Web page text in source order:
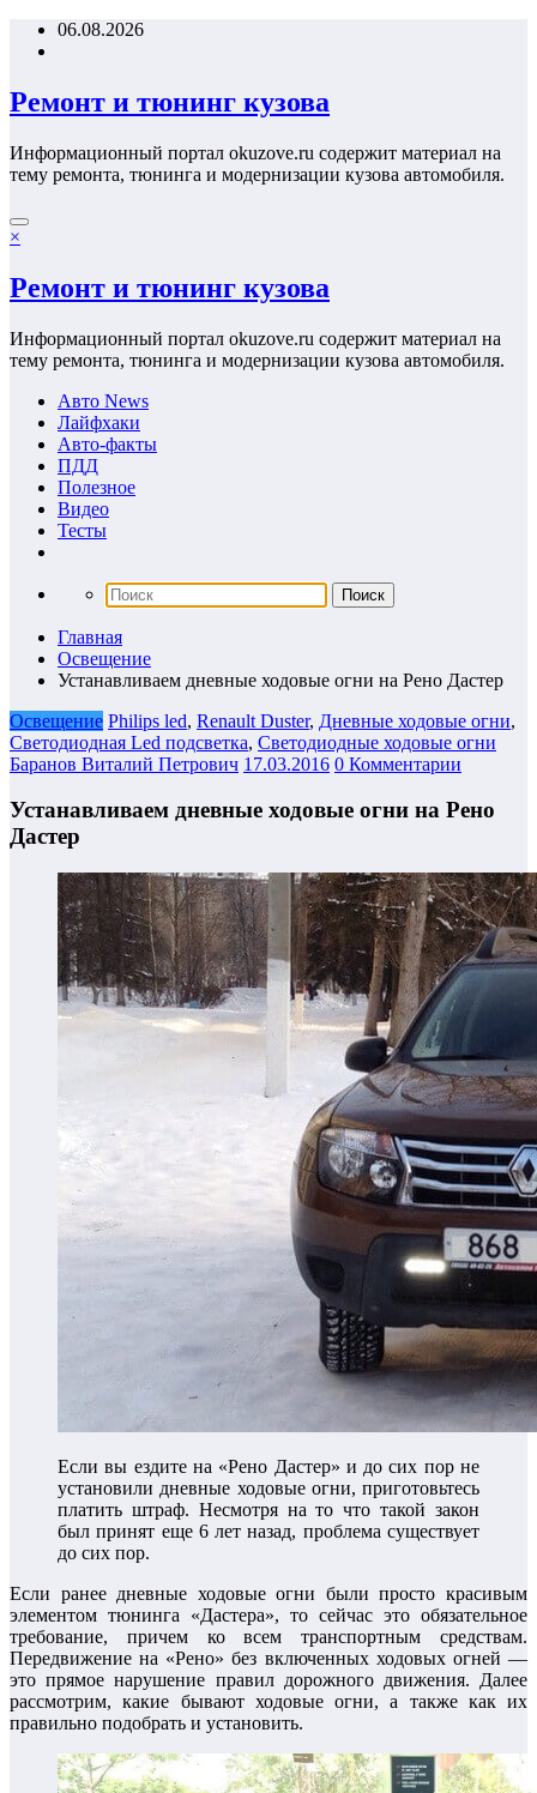
Перейти06.08.2026
Ремонт и тюнинг кузова
Информационный портал okuzove.ru содержит материал на
тему ремонта, тюнинга и модернизации кузова автомобиля.
×
Ремонт и тюнинг кузова
Информационный портал okuzove.ru содержит материал на
тему ремонта, тюнинга и модернизации кузова автомобиля.
Авто News
Лайфхаки
Авто-факты
ПДД
Полезное
Видео
Тесты
Главная
Освещение
Устанавливаем дневные ходовые огни на Рено Дастер
Освещение Philips led, Renault Duster, Дневные ходовые огни,
Светодиодная Led подсветка, Светодиодные ходовые огни
Баранов Виталий Петрович 17.03.2016 0 Комментарии
Устанавливаем дневные ходовые огни на Рено
Дастер
Если вы ездите на «Рено Дастер» и до сих пор не
установили дневные ходовые огни, приготовьтесь
платить штраф. Несмотря на то что такой закон
был принят еще 6 лет назад, проблема существует
до сих пор.
Если ранее дневные ходовые огни были просто красивым
элементом тюнинга «Дастера», то сейчас это обязательное
требование, причем ко всем транспортным средствам.
Передвижение на «Рено» без включенных ходовых огней —
это прямое нарушение правил дорожного движения. Далее
рассмотрим, какие бывают ходовые огни, а также как их
правильно подобрать и установить.